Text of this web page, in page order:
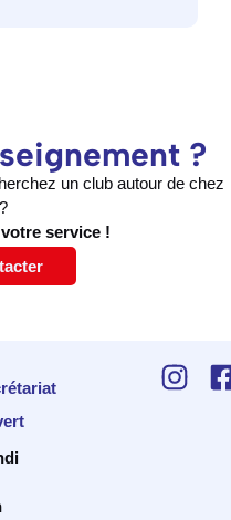
?
un club autour de chez
service !